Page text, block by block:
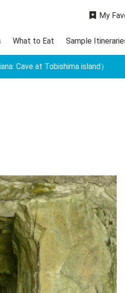
What to Eat Sample
My
Cave at Tobishima island）